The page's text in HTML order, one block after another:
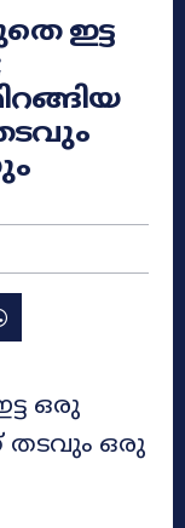
ഇട്ട
ഒരു
തടവും ഒരു